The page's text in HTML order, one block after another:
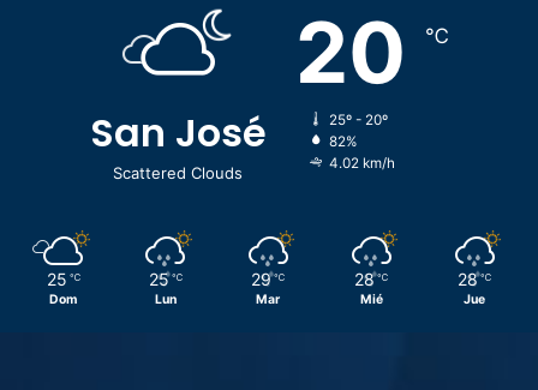
San José
Scattered Clouds
20 ℃
25º - 20º
82%
4.02 km/h
25 ℃
Dom
25 ℃
Lun
29 ℃
Mar
28 ℃
Mié
28 ℃
Jue